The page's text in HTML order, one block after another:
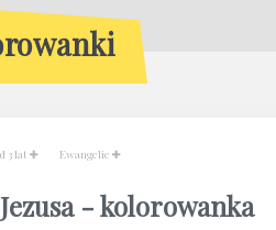
3 lat Ewangelie
- kolorowanka